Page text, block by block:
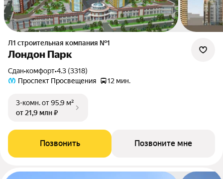
Л1 cтроительная компания №1
Лондон Парк
Сдан•комфорт•4.3 (3318)
Проспект Просвещения
12 мин.
3-комн.от 95,9 м²
от 21,9 млн ₽
Позвонить Позвоните мне